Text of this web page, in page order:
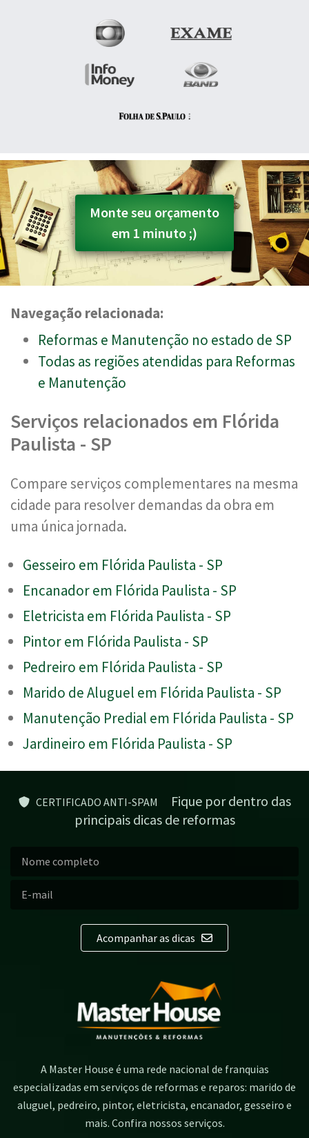
Monte seu orçamento
em 1 minuto ;)
Navegação relacionada:
Reformas e Manutenção no estado de SP
Todas as regiões atendidas para Reformas
e Manutenção
Serviços relacionados em Flórida
Paulista - SP
Compare serviços complementares na mesma
cidade para resolver demandas da obra em
uma única jornada.
Gesseiro em Flórida Paulista - SP
Encanador em Flórida Paulista - SP
Eletricista em Flórida Paulista - SP
Pintor em Flórida Paulista - SP
Pedreiro em Flórida Paulista - SP
Marido de Aluguel em Flórida Paulista - SP
Manutenção Predial em Flórida Paulista - SP
Jardineiro em Flórida Paulista - SP
CERTIFICADO ANTI-SPAM
Fique por dentro das
principais dicas de reformas
Acompanhar as dicas
A Master House é uma rede nacional de franquias
especializadas em serviços de reformas e reparos: marido de
aluguel, pedreiro, pintor, eletricista, encanador, gesseiro e
mais. Confira nossos serviços.